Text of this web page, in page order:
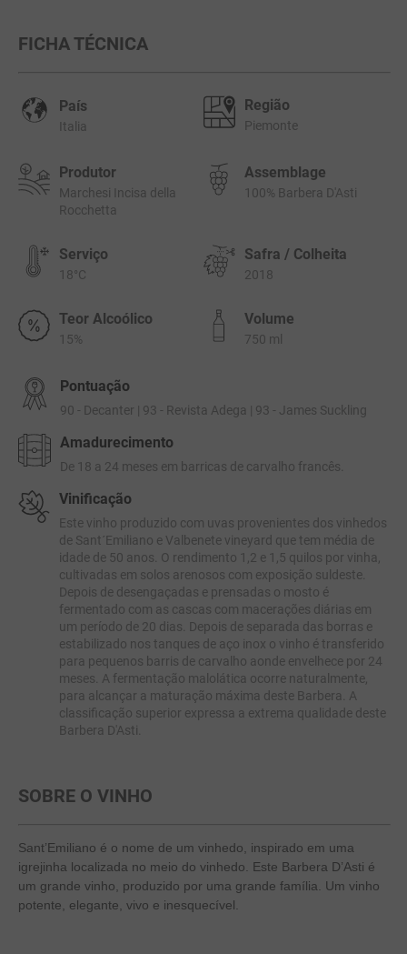
FICHA TÉCNICA
País
Italia
Região
Piemonte
Produtor
Marchesi Incisa della
Rocchetta
Assemblage
100% Barbera D'Asti
Serviço
18°C
Safra / Colheita
2018
Teor Alcoólico
15%
Volume
750 ml
Pontuação
90 - Decanter | 93 - Revista Adega | 93 - James Suckling
Amadurecimento
De 18 a 24 meses em barricas de carvalho francês.
Vinificação
Este vinho produzido com uvas provenientes dos vinhedos
de Sant´Emiliano e Valbenete vineyard que tem média de
idade de 50 anos. O rendimento 1,2 e 1,5 quilos por vinha,
cultivadas em solos arenosos com exposição suldeste.
Depois de desengaçadas e prensadas o mosto é
fermentado com as cascas com macerações diárias em
um período de 20 dias. Depois de separada das borras e
estabilizado nos tanques de aço inox o vinho é transferido
para pequenos barris de carvalho aonde envelhece por 24
meses. A fermentação malolática ocorre naturalmente,
para alcançar a maturação máxima deste Barbera. A
classificação superior expressa a extrema qualidade deste
Barbera D'Asti.
SOBRE O VINHO
Sant’Emiliano é o nome de um vinhedo, inspirado em uma
igrejinha localizada no meio do vinhedo. Este Barbera D’Asti é
um grande vinho, produzido por uma grande família. Um vinho
potente, elegante, vivo e inesquecível.